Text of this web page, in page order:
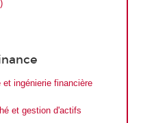
et ingénierie financière
et gestion d'actifs